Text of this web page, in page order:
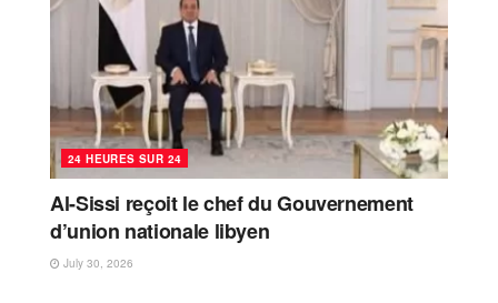
24 HEURES SUR 24
Al-Sissi reçoit le chef du Gouvernement
d’union nationale libyen
July 30, 2026